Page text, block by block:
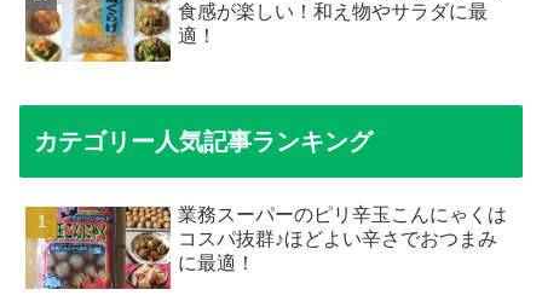
食感が楽しい！和え物やサラダに最
適！
カテゴリー人気記事ランキング
業務スーパーのピリ辛玉こんにゃくは
コスパ抜群♪ほどよい辛さでおつまみ
に最適！